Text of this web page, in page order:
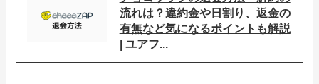
流れは？違約金や日割り、返金の
有無など気になるポイントも解説
| ユアフ...